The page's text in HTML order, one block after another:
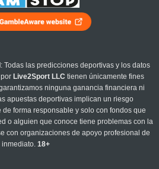
: Todas las predicciones deportivas y los datos
Live2Sport LLC tienen únicamente fines
ninguna ganancia financiera ni
apuestas deportivas implican un riesgo
forma responsable y solo con fondos que
o alguien que conoce tiene problemas con la
con organizaciones de apoyo profesional de
inmediato.18+